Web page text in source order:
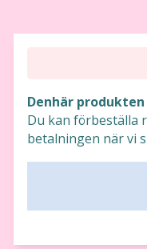
Denhär
Du kan förbeställa
betalningen när vi